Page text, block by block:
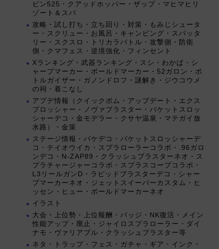
ビン525・クアッドホッパー・ザップ・マヒマヒリ
ゾート＆スパ
攻略・試し打ち・立ち回り・対策・もみじシュータ
ー・スクリュー・お風呂・キャンピング・スパッタ
リー・スクスロ・トリカラバトル・攻撃側・防衛
側・クマフェス・逆境強化・フィンセント
Xランキング・武器ランキング・スシ・わかば・シ
ャープマーカー・ボールドマーカー・52ガロン・ボ
トルガイザー・ガノンドロフ・謎解き・ジウコウメ
の祠・着こなし
アプデ情報（クイックボム・アップデート・エクス
プロッシャー・ノヴァブラスター・バケットスロッ
シャーデコ・金モデラー・クサヤ温泉・マテガイ放
水路）・金策
ステージ情報・バケデコ・バケットスロッシャーデ
コ・テイオウイカ・スプラローラーコラボ・.96ガロ
ンデコ・N-ZAP89・クラッシュブラスターネオ・ス
プラチャージャーコラボ・スプラスコープコラボ・
L3リールガンD・ラピッドブラスターデコ・シャー
プマーカーネオ・ジェットスイーパーカスタム・ヒ
ッセン・ヒュー・ボールドマーカーネオ
イラスト
大会・上位勢・上位報酬・バッジ・NK復活・メイン
性能アップ・廃止・ジャイロスプラローラー・ダイ
ナモ・ヴァリアブル・クラッシュブラスター等
ネタ・トラップ・フェス・ガチャ・ギア・インク・